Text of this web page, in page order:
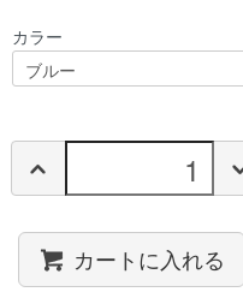
カラー
カートに入れる